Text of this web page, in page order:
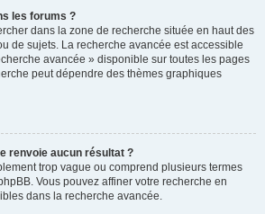
les forums ?
dans la zone de recherche située en haut des
de sujets. La recherche avancée est accessible
avancée » disponible sur toutes les pages
peut dépendre des thèmes graphiques
renvoie aucun résultat ?
trop vague ou comprend plusieurs termes
Vous pouvez affiner votre recherche en
dans la recherche avancée.